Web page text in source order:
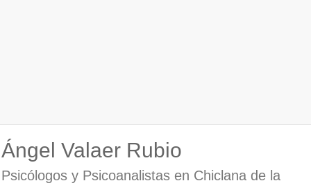
Ángel Valaer Rubio
Psicólogos y Psicoanalistas en Chiclana de la